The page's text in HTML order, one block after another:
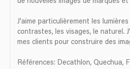
J'aime particulièrement les
contrastes, les visages, le naturel.
mes clients pour construire des
Références: Decathlon, Quechua,